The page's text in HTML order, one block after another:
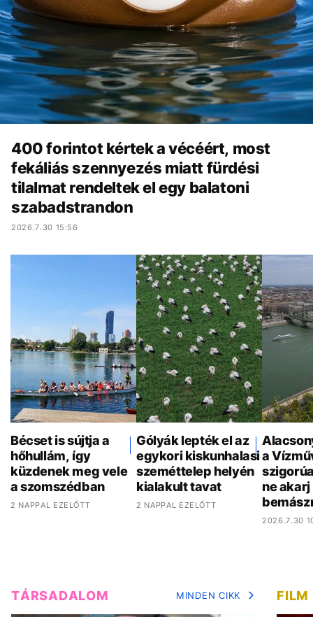
400 forintot kértek a vécéért, most
fekáliás szennyezés miatt fürdési
tilalmat rendeltek el egy balatoni
szabadstrandon
2026.7.30 15:56
Bécset is sújtja a
hőhullám, így
küzdenek meg vele
a szomszédban
2 NAPPAL EZELŐTT
Gólyák lepték el az
egykori kiskunhalasi
szeméttelep helyén
kialakult tavat
2 NAPPAL EZELŐTT
a
ne
2026.7.30
TÁRSADALOM MINDEN CIKK FILM